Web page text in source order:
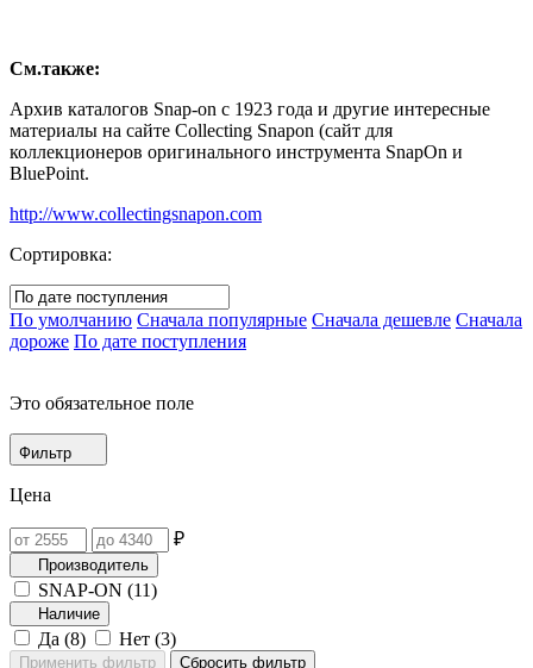
См.также:
Архив каталогов Snap-on с 1923 года и другие интересные
материалы на сайте Collecting Snapon (сайт для
коллекционеров оригинального инструмента SnapOn и
BluePoint.
http://www.collectingsnapon.com
Сортировка:
По умолчанию Сначала популярные Сначала дешевле Сначала
дороже По дате поступления
Это обязательное поле
Фильтр
Цена
₽
Производитель
SNAP-ON (11)
Наличие
Да (8) Нет (3)